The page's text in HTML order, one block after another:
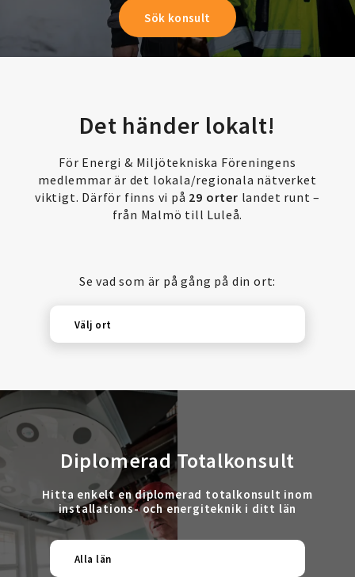
Det händer lokalt!
För Energi & Miljötekniska Föreningens
medlemmar är det lokala/regionala nätverket
viktigt. Därför finns vi på 29 orter landet runt –
från Malmö till Luleå.
Se vad som är på gång på din ort:
Välj ort
Diplomerad Totalkonsult
Hitta enkelt en diplomerad totalkonsult inom
installations- och energiteknik i ditt län
Alla län